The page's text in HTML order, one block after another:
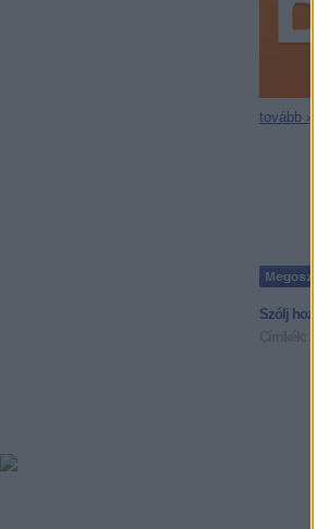
tovább »
Szólj hozzá!